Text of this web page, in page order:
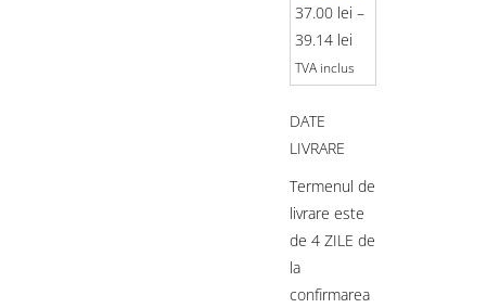
37.00 lei –
39.14 lei
TVA inclus
DATE
LIVRARE
Termenul de
livrare este
de 4 ZILE de
la
confirmarea